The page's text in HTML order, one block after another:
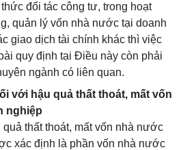
đối tác công tư, trong hoạt
quản lý vốn nhà nước tại doanh
giao dịch tài chính khác thì việc
quy định tại Điều này còn phải
ngành có liên quan.
với hậu quả thất thoát, mất vốn
nghiệp
thất thoát, mất vốn nhà nước
xác định là phần vốn nhà nước